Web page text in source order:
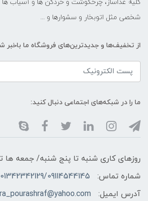
کلیه غذاساز، چرخگوشت و خردکن ها و آسیاب ها
شخصی مثل اتوبخار و سشوارها و ...
از تخفیف‌ها و جدیدترین‌های فروشگاه ما باخبر
ما را در شبکه‌های اجتماعی دنبال کنید:
روزهای کاری شنبه تا پنج شنبه/ جمعه ها
شماره تماس:
01342342129/09114544145
آدرس ایمیل: